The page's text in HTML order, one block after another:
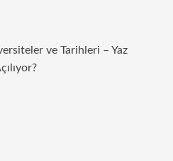
ve Tarihleri – Yaz